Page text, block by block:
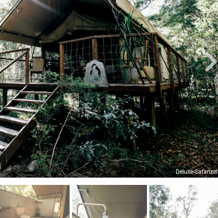
Deluxe-